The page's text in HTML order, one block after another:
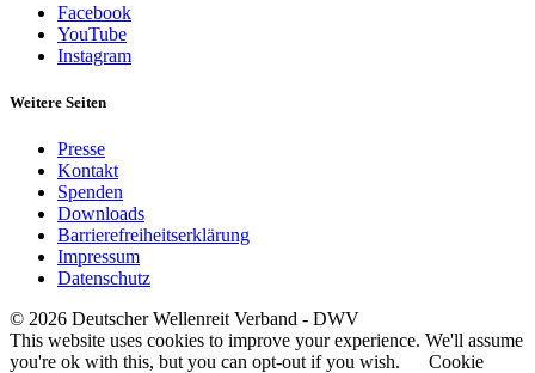
Facebook
YouTube
Instagram
Weitere Seiten
Presse
Kontakt
Spenden
Downloads
Barrierefreiheitserklärung
Impressum
Datenschutz
© 2026 Deutscher Wellenreit Verband - DWV
This website uses cookies to improve your experience. We'll assume
you're ok with this, but you can opt-out if you wish.
Cookie